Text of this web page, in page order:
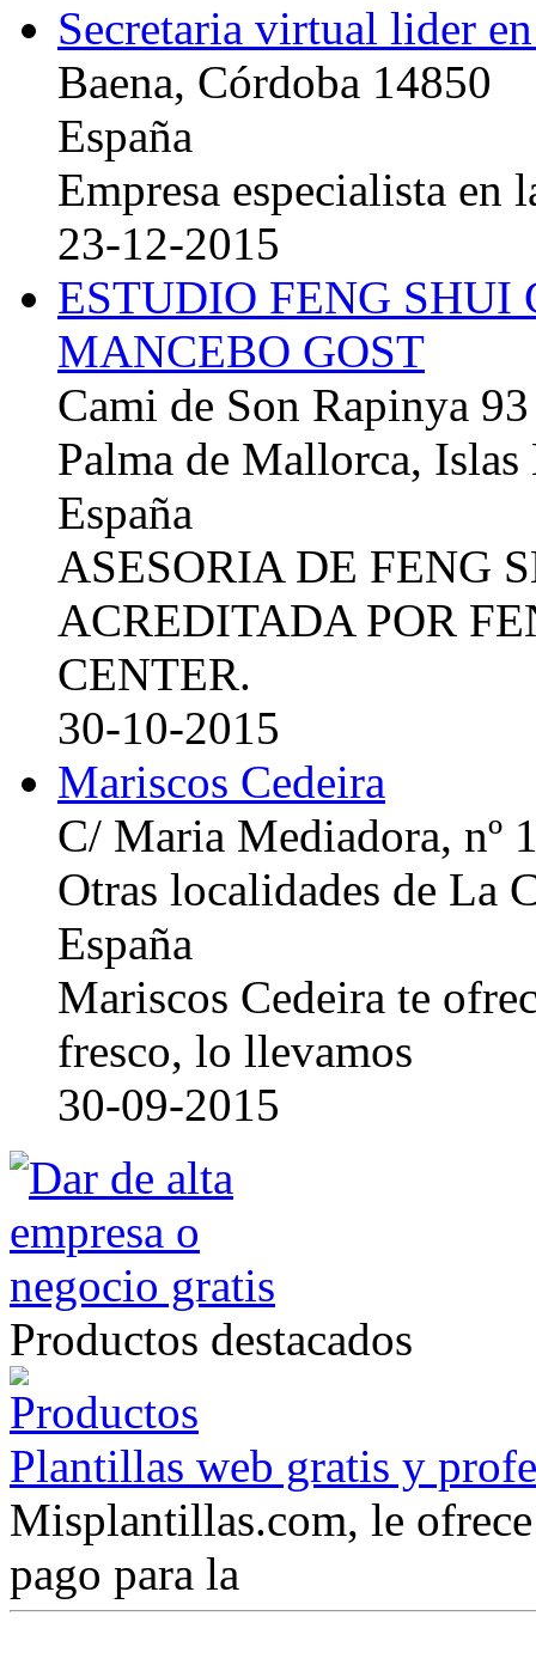
Secretaria virtual lider
Baena, Córdoba 14850
España
Empresa especialista en
23-12-2015
ESTUDIO FENG
MANCEBO GOST
Cami de Son Rapinya 93
Palma de Mallorca, Islas
España
ASESORIA DE FENG
ACREDITADA POR
CENTER.
30-10-2015
Mariscos Cedeira
C/ Maria Mediadora, nº
Otras localidades de La
España
Mariscos Cedeira te
fresco, lo llevamos
30-09-2015
Productos destacados
Plantillas web gratis y
Misplantillas.com, le
pago para la